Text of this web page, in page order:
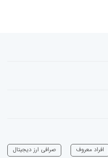
افراد معروف
صرافی ارز دیجیتال